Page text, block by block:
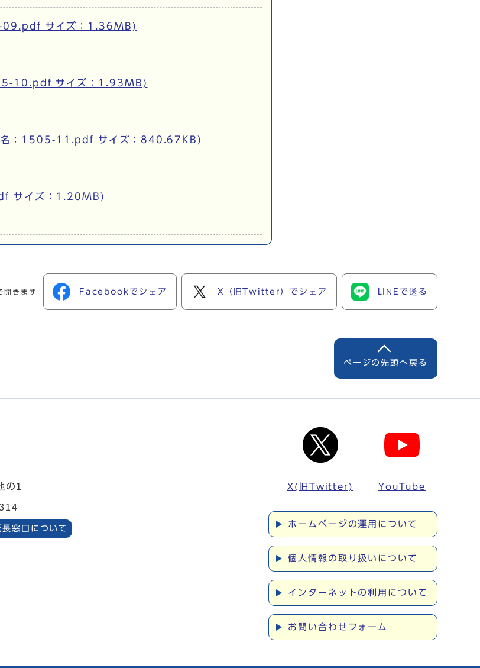
09.pdf サイズ：1.36MB)
10.pdf サイズ：1.93MB)
名：1505-11.pdf サイズ：840.67KB)
サイズ：1.20MB)
開きます Facebookでシェア X（旧Twitter）でシェア LINEで送る
ページの先頭へ戻る
の1
長窓口について
X(旧Twitter) YouTube
ホームページの運用について
個人情報の取り扱いについて
インターネットの利用について
お問い合わせフォーム